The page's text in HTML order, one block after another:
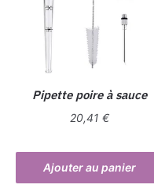
Pipette poire à sauce
20,41 €
Ajouter au panier